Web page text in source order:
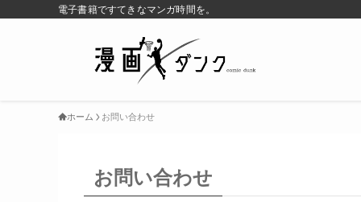
電子書籍ですてきなマンガ時間を。
ホーム お問い合わせ
お問い合わせ